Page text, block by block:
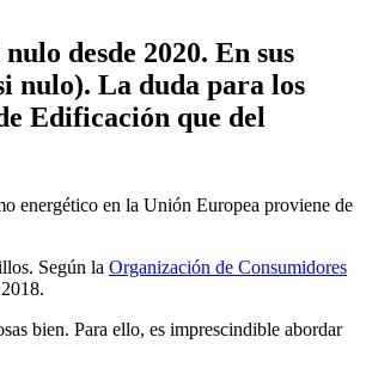
desde 2020. En sus
nulo). La duda para los
Edificación que del
energético en la Unión Europea proviene de
Según la Organización de Consumidores
bien. Para ello, es imprescindible abordar